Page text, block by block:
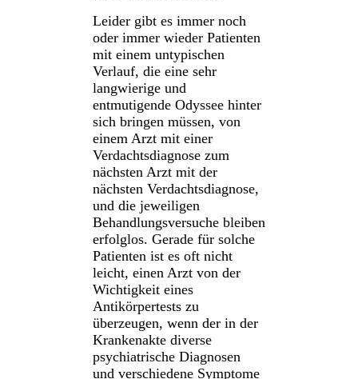
Leider gibt es immer noch
oder immer wieder Patienten
mit einem untypischen
Verlauf, die eine sehr
langwierige und
entmutigende Odyssee hinter
sich bringen müssen, von
einem Arzt mit einer
Verdachtsdiagnose zum
nächsten Arzt mit der
nächsten Verdachtsdiagnose,
und die jeweiligen
Behandlungsversuche bleiben
erfolglos. Gerade für solche
Patienten ist es oft nicht
leicht, einen Arzt von der
Wichtigkeit eines
Antikörpertests zu
überzeugen, wenn der in der
Krankenakte diverse
psychiatrische Diagnosen
und verschiedene Symptome